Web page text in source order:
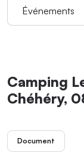
Événements
Camping
Chéhéry,
Document